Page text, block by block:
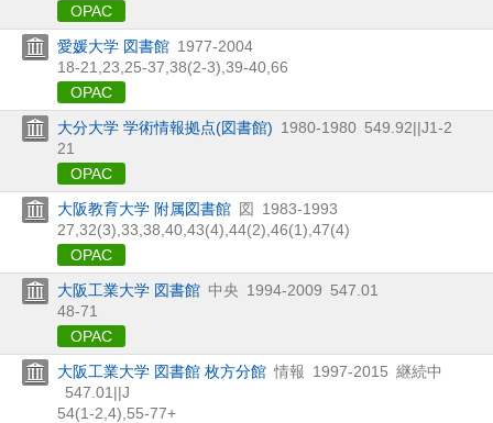
OPAC
愛媛大学 図書館 1977-2004
18-21, 23, 25-37, 38(2-3), 39-40, 66
OPAC
大分大学 学術情報拠点(図書館) 1980-1980 549.92||J1-2
21
OPAC
大阪教育大学 附属図書館 図 1983-1993
27, 32(3), 33, 38, 40, 43(4), 44(2), 46(1), 47(4)
OPAC
大阪工業大学 図書館 中央 1994-2009 547.01
48-71
OPAC
大阪工業大学 図書館 枚方分館 情報 1997-2015 継続中
547.01||J
54(1-2, 4), 55-77+